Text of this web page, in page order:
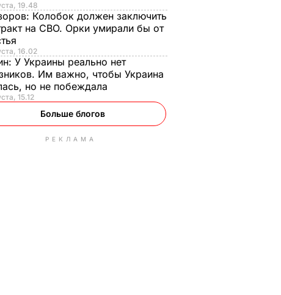
19.48
Колобок должен заключить
на СВО. Орки умирали бы от
16.02
У Украины реально нет
Им важно, чтобы Украина
но не побеждала
15.12
Больше блогов
РЕКЛАМА